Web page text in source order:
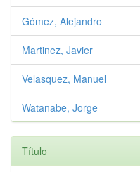
Gómez, Alejandro
Martinez, Javier
Velasquez, Manuel
Watanabe, Jorge
Título